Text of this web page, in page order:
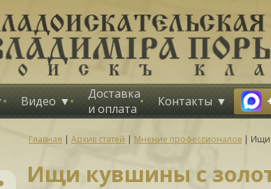
Видео
Доставка
и оплата
Контакты
Главная | Архив статей | Мнение профессионалов | Ищи
Ищи кувшины с